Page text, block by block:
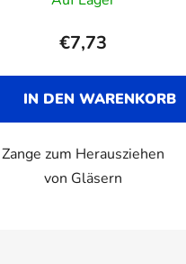
€7,73
IN DEN WARENKORB
Zange zum Herausziehen
von Gläsern